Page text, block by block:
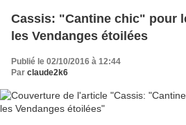
Cassis: "Cantine chic" pour
les Vendanges étoilées
Publié le 02/10/2016 à 12:44
Par claude2k6